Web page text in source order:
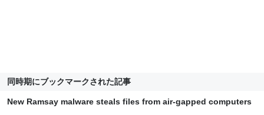
同時期にブックマークされた記事
New Ramsay malware steals files from air-gapped computers